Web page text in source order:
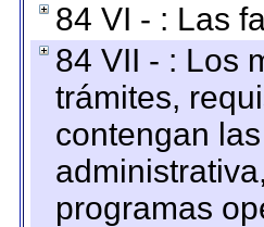
84 VI - : Las
84 VII - : Los
trámites,
contengan
programas